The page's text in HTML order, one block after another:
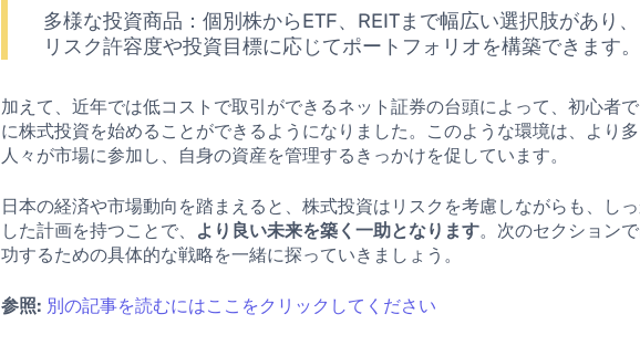
多様な投資商品：個別株からETF、REITまで幅広い選択肢があり
リスク許容度や投資目標に応じてポートフォリオを構築できます。
加えて、近年では低コストで取引ができるネット証券の台頭によって、初心者
に株式投資を始めることができるようになりました。このような環境は、より
人々が市場に参加し、自身の資産を管理するきっかけを促しています。
日本の経済や市場動向を踏まえると、株式投資はリスクを考慮しながらも、し
した計画を持つことで、 より良い未来を築く一助となります。次のセクション
功するための具体的な戦略を一緒に探っていきましょう。
参照: 別の記事を読むにはここをクリックしてください